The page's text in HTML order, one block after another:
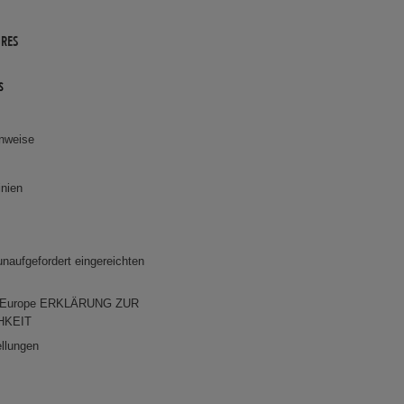
eingereichten
ERKLÄRUNG ZUR